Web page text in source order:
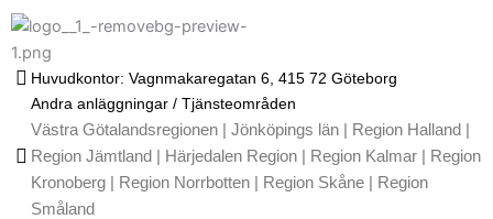
Huvudkontor: Vagnmakaregatan 6, 415 72 Göteborg
Andra anläggningar / Tjänsteområden
Västra Götalandsregionen | Jönköpings län | Region Halland |
Region Jämtland | Härjedalen Region | Region Kalmar | Region
Kronoberg | Region Norrbotten | Region Skåne | Region
Småland